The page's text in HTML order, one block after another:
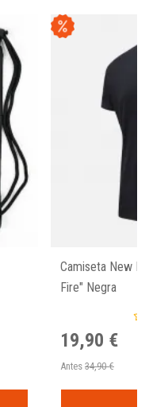
Camiseta New
Fire" Negra
19,90 €
Antes 34,90 €